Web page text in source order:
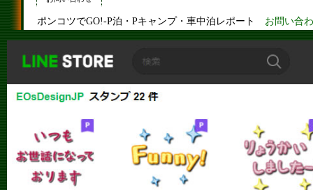
ポンコツでGO!-P泊・Pキャンプ・車中泊レポート お問い合